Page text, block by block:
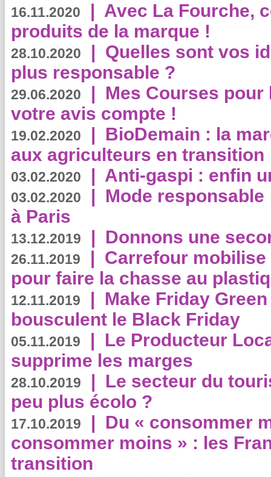
16.11.2020 | Avec La Fourche,
produits de la marque !
28.10.2020 | Quelles sont vos
plus responsable ?
29.06.2020 | Mes Courses pour
votre avis compte !
19.02.2020 | BioDemain : la
aux agriculteurs en transition
03.02.2020 | Anti-gaspi : enfin
03.02.2020 | Mode
à Paris
13.12.2019 | Donnons une
26.11.2019 | Carrefour
pour faire la chasse au
12.11.2019 | Make Friday
bousculent le Black Friday
05.11.2019 | Le Producteur
supprime les marges
28.10.2019 | Le secteur du
peu plus écolo ?
17.10.2019 | Du « consommer
consommer moins » : les
transition